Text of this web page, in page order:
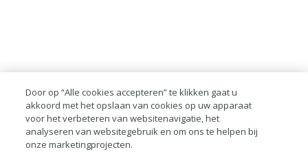
Door op “Alle cookies accepteren” te klikken gaat u
akkoord met het opslaan van cookies op uw apparaat
voor het verbeteren van websitenavigatie, het
analyseren van websitegebruik en om ons te helpen bij
onze marketingprojecten.